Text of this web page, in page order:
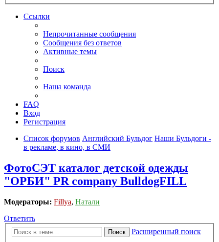
Ссылки
Непрочитанные сообщения
Сообщения без ответов
Активные темы
Поиск
Наша команда
FAQ
Вход
Регистрация
Список форумов Английский Бульдог Наши Бульдоги -
в рекламе, в кино, в СМИ
ФотоСЭТ каталог детской одежды
"ОРБИ" PR company BulldogFILL
Модераторы: Fillya, Натали
Ответить
Поиск
Расширенный поиск